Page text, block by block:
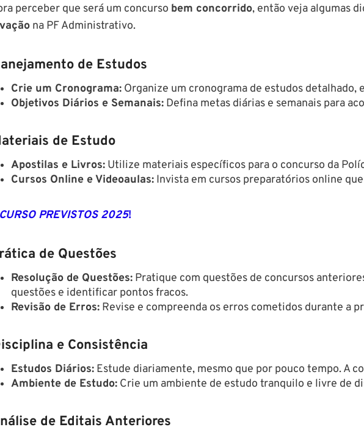
perceber que será um concurso bem concorrido, então veja algumas
na PF Administrativo.
de Estudos
Crie um Cronograma:Organize um cronograma de estudos detalhado,
Objetivos Diários e Semanais:Defina metas diárias e semanais para
de Estudo
Apostilas e Livros:Utilize materiais específicos para o concurso da
Cursos Online e Videoaulas:Invista em cursos preparatórios online
PREVISTOS 2025!
de Questões
Resolução de Questões:Pratique com questões de concursos
questões e identificar pontos fracos.
Revisão de Erros:Revise e compreenda os erros cometidos durante a
e Consistência
Estudos Diários:Estude diariamente, mesmo que por pouco tempo. A
Ambiente de Estudo:Crie um ambiente de estudo tranquilo e livre de
de Editais Anteriores